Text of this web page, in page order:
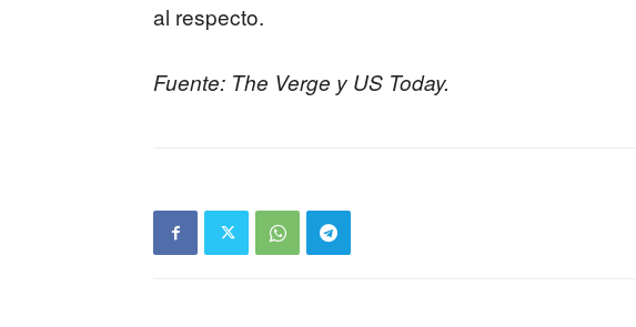
al respecto.
Fuente: The Verge y US Today.